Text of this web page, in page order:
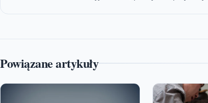
Powiązane artykuły